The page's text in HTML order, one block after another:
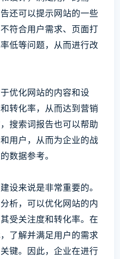
还可以提示网站的一些
符合用户需求、页面打
低等问题，从而进行改
优化网站的内容和设
转化率，从而达到营销
搜索词报告也可以帮助
用户，从而为企业的战
数据参考。
设来说是非常重要的。
析，可以优化网站的内
受关注度和转化率。在
了解并满足用户的需求
键。因此，企业在进行